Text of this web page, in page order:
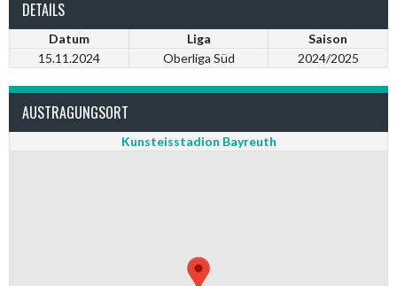
DETAILS
Datum Liga
Saison
15.11.2024
Oberliga Süd 2024/2025
AUSTRAGUNGSORT
Kunsteisstadion Bayreuth